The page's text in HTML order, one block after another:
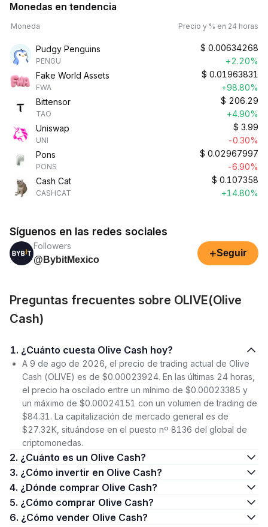
Monedas en tendencia
Moneda Precio y % en 24 horas
Pudgy Penguins
PENGU
$ 0.00634268
+2.20%
Fake World Assets
FWA
$ 0.01963831
+98.80%
Bittensor
TAO
$ 206.29
+4.90%
Uniswap
UNI
$ 3.99
-0.30%
Pons
PONS
$ 0.02967997
-6.90%
Cash Cat
CASHCAT
$ 0.107358
+14.80%
Síguenos en las redes sociales
Followers
@BybitMexico
+Seguir
Preguntas frecuentes sobre OLIVE(Olive
Cash)
1. ¿Cuánto cuesta Olive Cash hoy?
A 9 de ago de 2026, el precio de trading actual de Olive
Cash (OLIVE) es de $0.00023924. En las últimas 24 horas,
el precio ha oscilado entre un mínimo de $0.00023385 y
un máximo de $0.00024151 con un volumen de trading de
$84.31. La capitalización de mercado general es de
$27.32K, situándose en el puesto nº 8136 del global de
criptomonedas.
2. ¿Cuánto es un Olive Cash?
3. ¿Cómo invertir en Olive Cash?
4. ¿Dónde comprar Olive Cash?
5. ¿Cómo comprar Olive Cash?
6. ¿Cómo vender Olive Cash?